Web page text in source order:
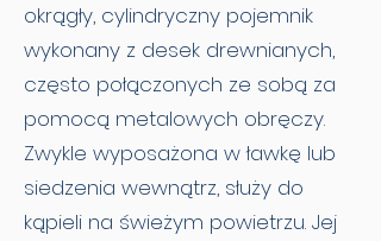
okrągły, cylindryczny pojemnik
wykonany z desek drewnianych,
często połączonych ze sobą za
pomocą metalowych obręczy.
Zwykle wyposażona w ławkę lub
siedzenia wewnątrz, służy do
kąpieli na świeżym powietrzu. Jej